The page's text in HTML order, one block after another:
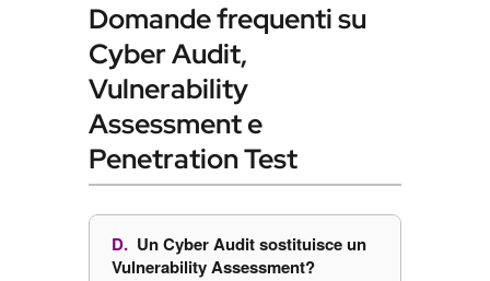
Domande frequenti su
Cyber Audit,
Vulnerability
Assessment e
Penetration Test
Un Cyber Audit sostituisce un
Vulnerability Assessment?